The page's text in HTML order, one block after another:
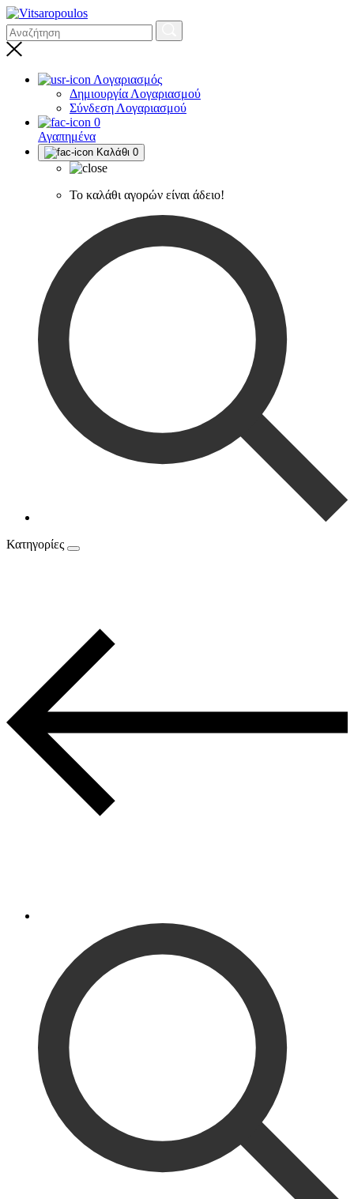
Λογαριασμός
Δημιουργία Λογαριασμού
Σύνδεση Λογαριασμού
0
Αγαπημένα
Καλάθι 0
Το καλάθι αγορών είναι άδειο!
Κατηγορίες